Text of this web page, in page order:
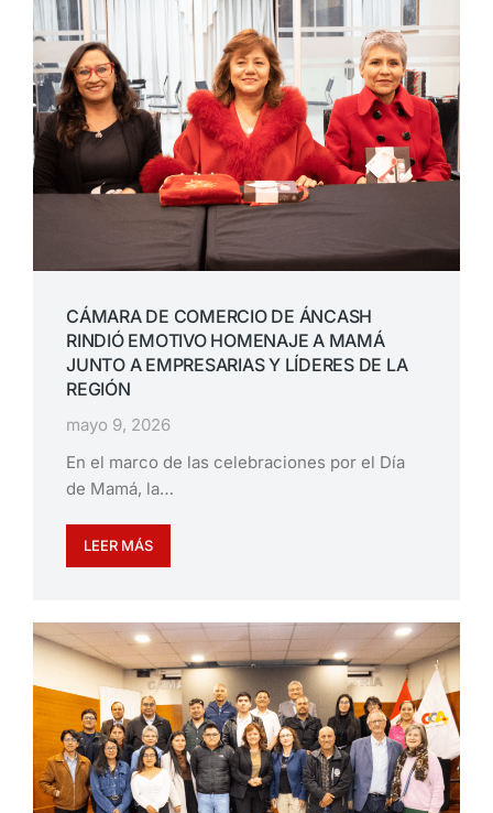
CÁMARA DE COMERCIO DE ÁNCASH
RINDIÓ EMOTIVO HOMENAJE A MAMÁ
JUNTO A EMPRESARIAS Y LÍDERES DE LA
REGIÓN
mayo 9, 2026
En el marco de las celebraciones por el Día
de Mamá, la…
LEER MÁS